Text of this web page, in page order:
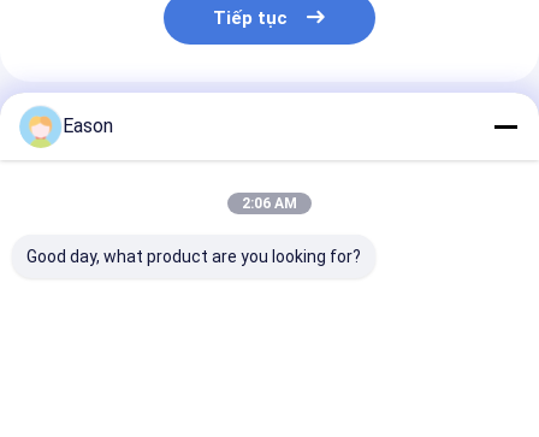
Tiếp tục
Sản Phẩm Khuyến Cáo
Eason
2:06 AM
Good day, what product are you looking for?